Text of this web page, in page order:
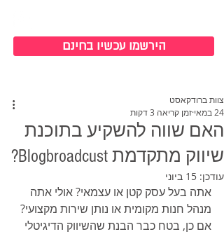
הירשמו עכשיו בחינם
האם שווה להשקיע בתוכנת
שיווק מתקדמת Blogbroadcust?
צוות ברודקאסט
24 במאי
זמן קריאה 3 דקות
עודכן: 15 ביוני
אתה בעל עסק קטן או עצמאי? אולי אתה
מנהל חנות מקומית או נותן שירות מקצועי?
אם כן, בטח כבר הבנת שהשיווק הדיגיטלי